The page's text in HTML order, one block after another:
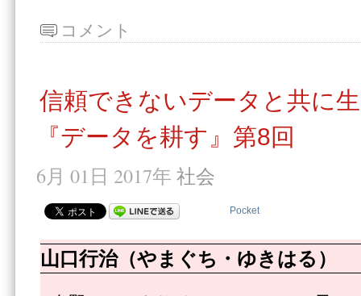
コメント
信頼できないデータと共に
『データを耕す』第8回
6月 01日 2017年 社会
Pocket
山口行治（やまぐち・ゆきはる）